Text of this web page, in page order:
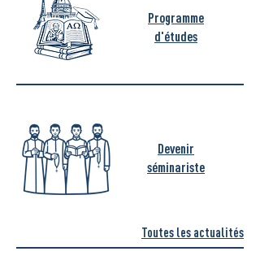
Programme
d'études
Devenir
séminariste
Toutes les actualités